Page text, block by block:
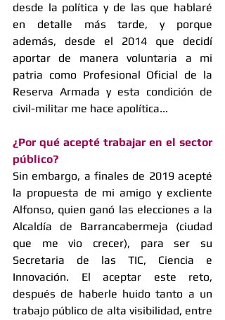
desde la política y de las que hablaré
en detalle más tarde, y porque
además, desde el 2014 que decidí
aportar de manera voluntaria a mi
patria como Profesional Oficial de la
Reserva Armada y esta condición de
civil-militar me hace apolítica...
¿Por qué acepté trabajar en el sector
público?
Sin embargo, a finales de 2019 acepté
la propuesta de mi amigo y excliente
Alfonso, quien ganó las elecciones a la
Alcaldía de Barrancabermeja (ciudad
que me vio crecer), para ser su
Secretaria de las TIC, Ciencia e
Innovación. El aceptar este reto,
después de haberle huido tanto a un
trabajo público de alta visibilidad, entre